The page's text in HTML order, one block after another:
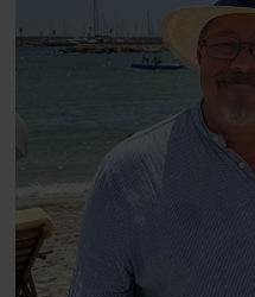
at miste
livsglæde, han
på.